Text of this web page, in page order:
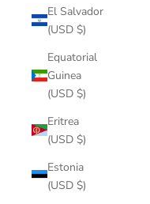
El Salvador
(USD $)
Equatorial
Guinea
(USD $)
Eritrea
(USD $)
Estonia
(USD $)